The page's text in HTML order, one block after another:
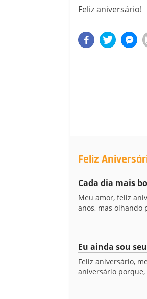
Feliz aniversário!
Feliz
Cada dia mais
Meu amor, feliz
anos, mas olhando
Eu ainda sou
Feliz aniversário,
aniversário porque,